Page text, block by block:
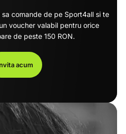
comande de pe Sport4all si te
voucher valabil pentru orice
de peste 150 RON.
acum